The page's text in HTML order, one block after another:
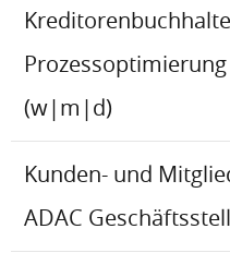
(w|m|d)
Kunden- und
ADAC